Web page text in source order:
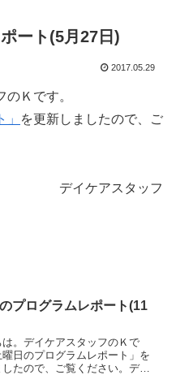
ート(5月27日)
2017.05.29
Ｋです。
を更新しましたので、ご
デイケアスタッフ
プログラムレポート(11
は。デイケアスタッフのＫで
日のプログラムレポート」を
たので、ご覧ください。デイ